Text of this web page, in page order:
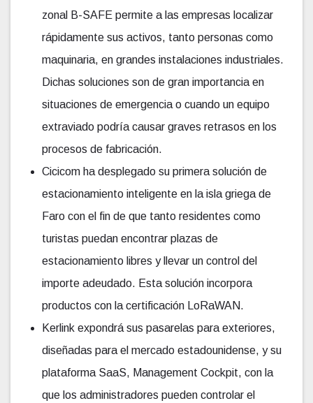
zonal B-SAFE permite a las empresas localizar
rápidamente sus activos, tanto personas como
maquinaria, en grandes instalaciones industriales.
Dichas soluciones son de gran importancia en
situaciones de emergencia o cuando un equipo
extraviado podría causar graves retrasos en los
procesos de fabricación.
Cicicom ha desplegado su primera solución de
estacionamiento inteligente en la isla griega de
Faro con el fin de que tanto residentes como
turistas puedan encontrar plazas de
estacionamiento libres y llevar un control del
importe adeudado. Esta solución incorpora
productos con la certificación LoRaWAN.
Kerlink expondrá sus pasarelas para exteriores,
diseñadas para el mercado estadounidense, y su
plataforma SaaS, Management Cockpit, con la
que los administradores pueden controlar el